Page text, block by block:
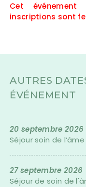
Cet
inscriptions sont
AUTRES
ÉVÉNEMENT
20 septembre 2026
Séjour soin de
27 septembre 2026
Séjour de soin de